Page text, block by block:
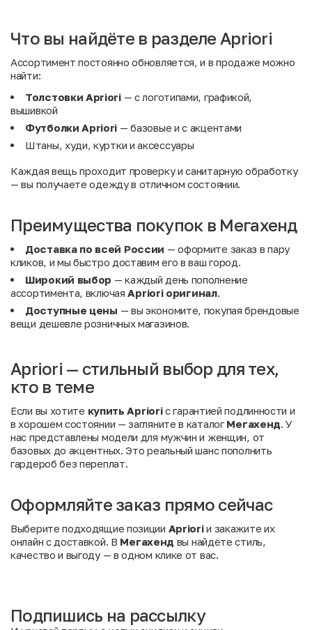
Что вы найдёте в разделе Apriori
Ассортимент постоянно обновляется, и в продаже можно
найти:
Толстовки Apriori— с логотипами, графикой,
вышивкой
Футболки Apriori — базовые и с акцентами
Штаны, худи, куртки и аксессуары
Каждая вещь проходит проверку и санитарную обработку
— вы получаете одежду в отличном состоянии.
Преимущества покупок в Мегахенд
Доставка по всей России — оформите заказ в пару
кликов, и мы быстро доставим его в ваш город.
Широкий выбор — каждый день пополнение
ассортимента, включаяApriori оригинал.
Доступные цены — вы экономите, покупая брендовые
вещи дешевле розничных магазинов.
Apriori — стильный выбор для тех,
кто в теме
Если вы хотите купить Aprioriс гарантией подлинности и
в хорошем состоянии — загляните в каталогМегахенд. У
нас представлены модели для мужчин и женщин, от
базовых до акцентных. Это реальный шанс пополнить
гардероб без переплат.
Оформляйте заказ прямо сейчас
Выберите подходящие позиции Aprioriи закажите их
онлайн с доставкой. В Мегахенд вы найдёте стиль,
качество и выгоду — в одном клике от вас.
Подпишись на рассылку